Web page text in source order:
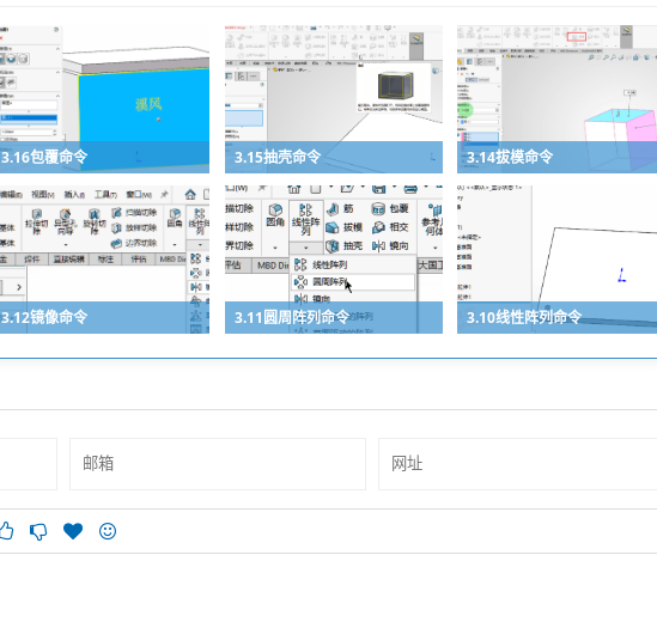
3.16包覆命令 3.15抽壳命令 3.14拔模命令
3.12镜像命令 3.11圆周阵列命令 3.10线性阵列命令